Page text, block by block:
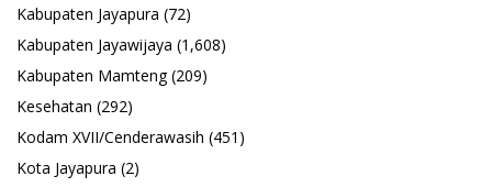
Kabupaten Jayapura (72)
Kabupaten Jayawijaya (1,608)
Kabupaten Mamteng(209)
Kesehatan (292)
Kodam XVII/Cenderawasih (451)
Kota Jayapura (2)